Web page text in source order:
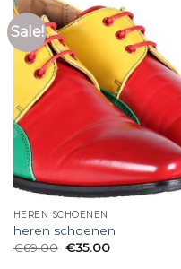
Sale!
HEREN SCHOENEN
heren schoenen
€69.00 €35.00